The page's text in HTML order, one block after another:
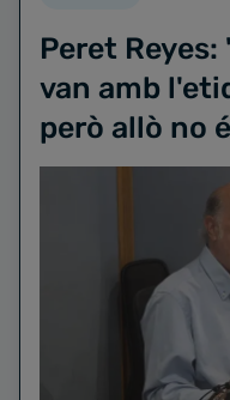
Peret
van amb
però allò no